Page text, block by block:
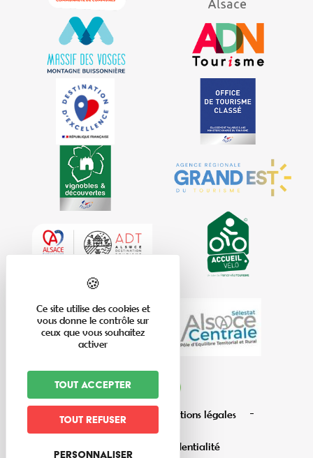
Plan du site Mentions légales
Politique de confidentialité
Ce site utilise des cookies et
vous donne le contrôle sur
ceux que vous souhaitez
activer
Tout accepter
Tout refuser
Personnaliser